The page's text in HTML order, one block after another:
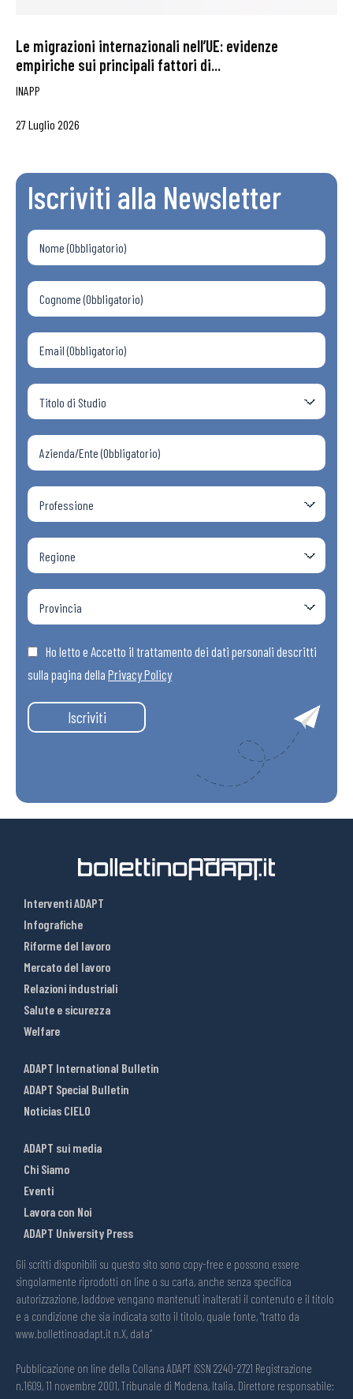
Le migrazioni internazionali nell’UE: evidenze
empiriche sui principali fattori di...
INAPP
27 Luglio 2026
Iscriviti alla Newsletter
Ho letto e Accetto il trattamento dei dati personali descritti
sulla pagina della Privacy Policy
Iscriviti
Interventi ADAPT
Infografiche
Riforme del lavoro
Mercato del lavoro
Relazioni industriali
Salute e sicurezza
Welfare
ADAPT International Bulletin
ADAPT Special Bulletin
Noticias CIELO
ADAPT sui media
Chi Siamo
Eventi
Lavora con Noi
ADAPT University Press
Gli scritti disponibili su questo sito sono copy-free e possono essere
singolarmente riprodotti on line o su carta, anche senza specifica
autorizzazione, laddove vengano mantenuti inalterati il contenuto e il titolo
e a condizione che sia indicata sotto il titolo, quale fonte, “tratto da
www.bollettinoadapt.it n.X, data“
Pubblicazione on line della Collana ADAPT ISSN 2240-2721 Registrazione
n.1609, 11 novembre 2001, Tribunale di Modena, Italia. Direttore responsabile: